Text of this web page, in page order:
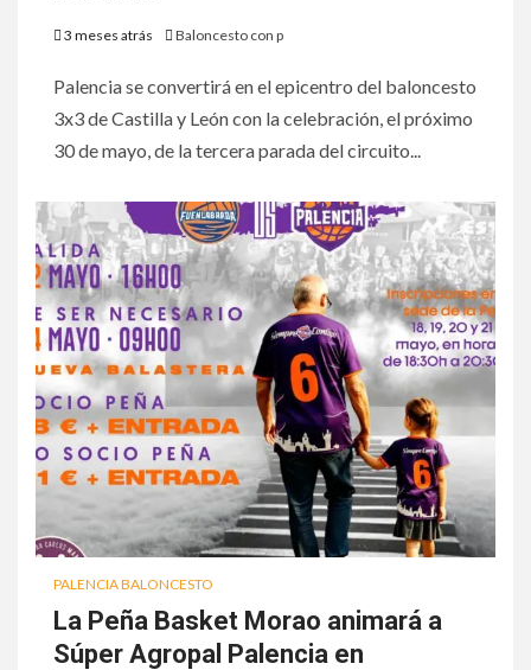
3 meses atrás Baloncesto con p
Palencia se convertirá en el epicentro del baloncesto
3x3 de Castilla y León con la celebración, el próximo
30 de mayo, de la tercera parada del circuito...
PALENCIA BALONCESTO
La Peña Basket Morao animará a
Súper Agropal Palencia en